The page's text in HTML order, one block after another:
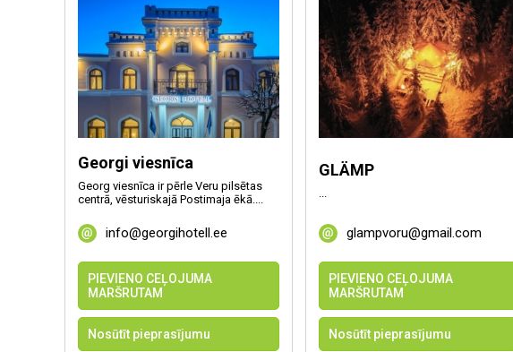
Georgi viesnīca
Georg viesnīca ir pērle Veru pilsētas
centrā, vēsturiskajā Postimaja ēkā....
info@georgihotell.ee
PIEVIENO CEĻOJUMA
MARŠRUTAM
Nosūtīt pieprasījumu
GLÄMP
glampvoru@gmail.com
PIEVIENO CEĻOJUMA
MARŠRUTAM
Nosūtīt pieprasījumu